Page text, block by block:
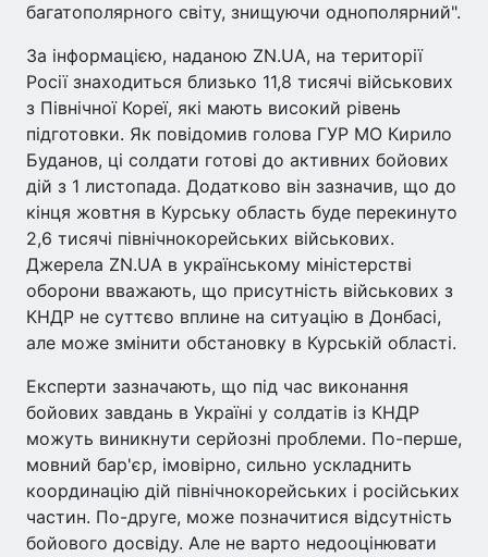
багатополярного світу, знищуючи однополярний".
За інформацією, наданою ZN.UA, на території
Росії знаходиться близько 11,8 тисячі військових
з Північної Кореї, які мають високий рівень
підготовки. Як повідомив голова ГУР МО Кирило
Буданов, ці солдати готові до активних бойових
дій з 1 листопада. Додатково він зазначив, що до
кінця жовтня в Курську область буде перекинуто
2,6 тисячі північнокорейських військових.
Джерела ZN.UA в українському міністерстві
оборони вважають, що присутність військових з
КНДР не суттєво вплине на ситуацію в Донбасі,
але може змінити обстановку в Курській області.
Експерти зазначають, що під час виконання
бойових завдань в Україні у солдатів із КНДР
можуть виникнути серйозні проблеми. По-перше,
мовний бар'єр, імовірно, сильно ускладнить
координацію дій північнокорейських і російських
частин. По-друге, може позначитися відсутність
бойового досвіду. Але не варто недооцінювати